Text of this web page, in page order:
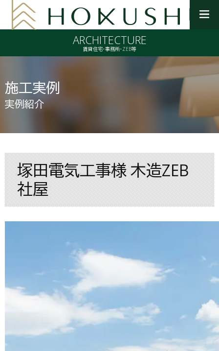
を
開
ARCHITECTURE
賃貸住宅・事務所・ZEB等
施工実例
実例紹介
塚田電気工事様 木造ZEB
社屋